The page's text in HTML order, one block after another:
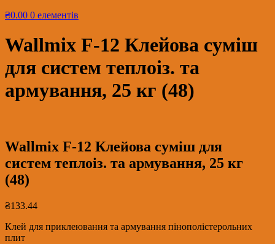
₴0.00 0 елементів
Wallmix F-12 Клейова суміш
для систем теплоіз. та
армування, 25 кг (48)
Wallmix F-12 Клейова суміш для
систем теплоіз. та армування, 25 кг
(48)
₴133.44
Клей для приклеювання та армування пінополістерольних
плит